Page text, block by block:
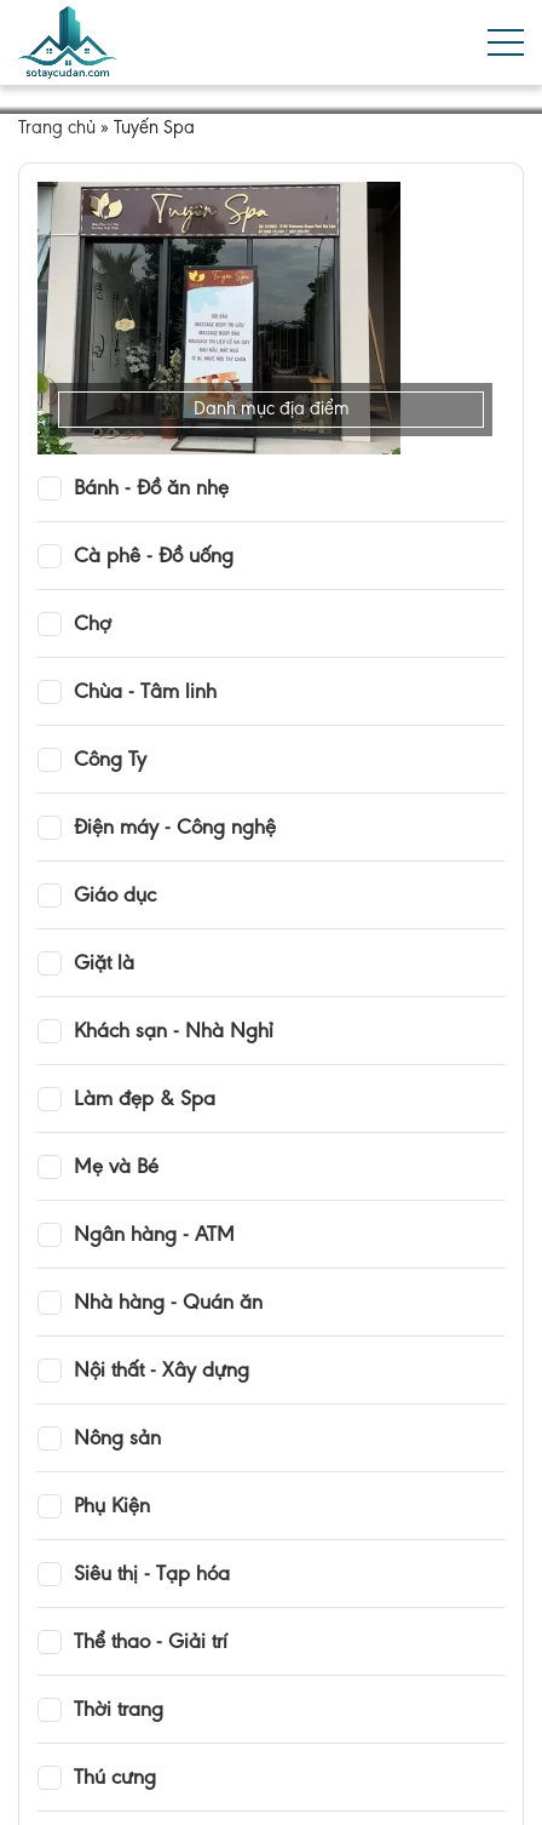
Trang chủ » Tuyến Spa
Danh mục địa điểm
Bánh - Đồ ăn nhẹ
Cà phê - Đồ uống
Chợ
Chùa - Tâm linh
Công Ty
Điện máy - Công nghệ
Giáo dục
Giặt là
Khách sạn - Nhà Nghỉ
Làm đẹp & Spa
Mẹ và Bé
Ngân hàng - ATM
Nhà hàng - Quán ăn
Nội thất - Xây dựng
Nông sản
Phụ Kiện
Siêu thị - Tạp hóa
Thể thao - Giải trí
Thời trang
Thú cưng